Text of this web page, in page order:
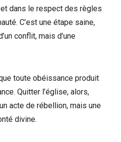
dans le respect des règles
C’est une étape saine,
conflit, mais d’une
toute obéissance produit
Quitter l’église, alors,
acte de rébellion, mais une
divine.